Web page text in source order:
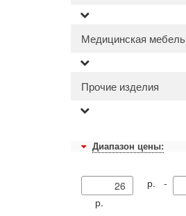
Медицинская мебель
Прочие изделия
Диапазон цены:
р. -
р.